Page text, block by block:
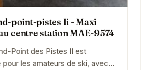
point-pistes Ii - Maxi
centre station MAE-9574
Point des Pistes II est
les amateurs de ski, avec